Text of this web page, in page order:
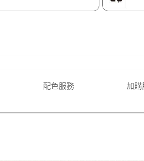
配色服務 加購